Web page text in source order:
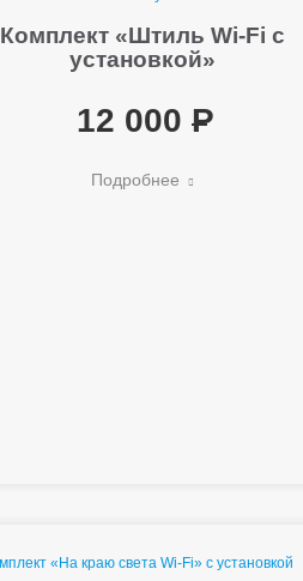
Комплект «Штиль Wi-Fi с
установкой»
12 000
Подробнее